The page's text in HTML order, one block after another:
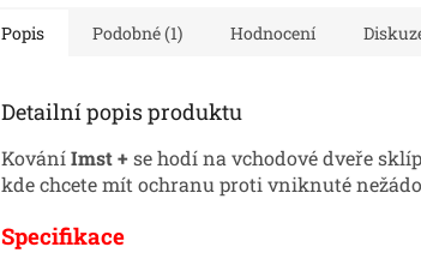
Popis Podobné (1) Hodnocení
Detailní popis produktu
KováníImst +se hodí na vchodové dveře
kde chcete mít ochranu proti vniknuté
Specifikace